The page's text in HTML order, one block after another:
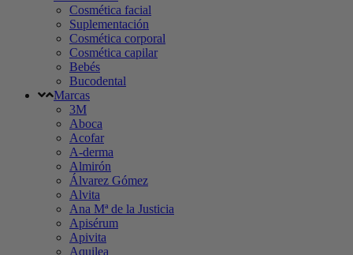
Cosmética facial
Suplementación
Cosmética corporal
Cosmética capilar
Bebés
Bucodental
Marcas
3M
Aboca
Acofar
A-derma
Almirón
Álvarez Gómez
Alvita
Ana Mª de la Justicia
Apisérum
Apivita
Aquilea